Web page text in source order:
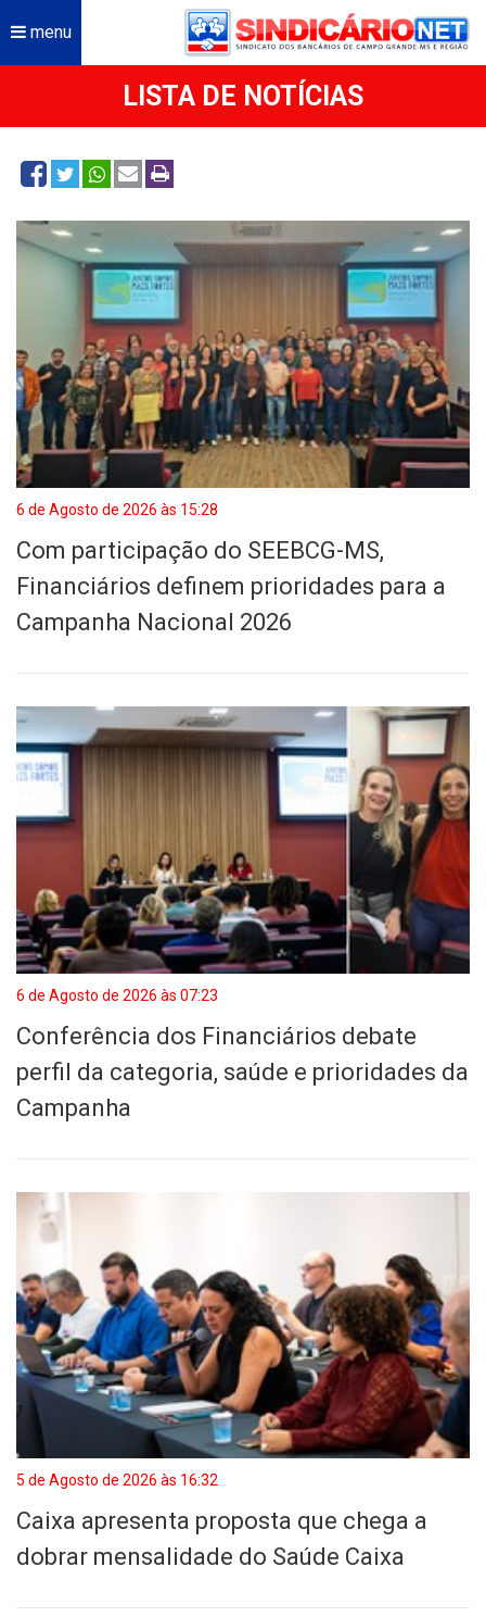
menu
LISTA DE NOTÍCIAS
6 de Agosto de 2026 às 15:28
Com participação do SEEBCG-MS,
Financiários definem prioridades para a
Campanha Nacional 2026
6 de Agosto de 2026 às 07:23
Conferência dos Financiários debate
perfil da categoria, saúde e prioridades da
Campanha
5 de Agosto de 2026 às 16:32
Caixa apresenta proposta que chega a
dobrar mensalidade do Saúde Caixa